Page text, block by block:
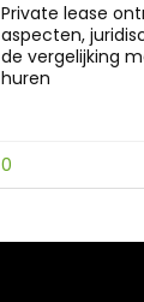
Private lease
aspecten,
de vergelijking
huren
0